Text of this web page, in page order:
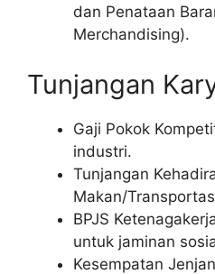
dan Penataan
Merchandising).
Tunjangan
Gaji Pokok
industri.
Tunjangan
Makan/
BPJS
untuk jaminan
Kesempatan